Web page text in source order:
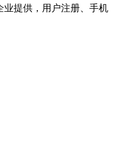
业提供，用户注册、手机